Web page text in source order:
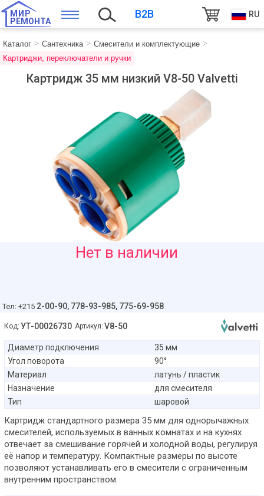
МИР
РЕМОНТА
B2B RU
Каталог Сантехника
Смесители и комплектующие
Картриджи, переключатели и ручки
Картридж 35 мм низкий V8-50 Valvetti
Нет в наличии
Тел: +215 2-00-90, 778-93-985, 775-69-958
Код: УТ-00026730 Артикул: V8-50
Диаметр подключения
35 мм
Угол поворота
90°
Материал
латунь / пластик
Назначение
для смесителя
Тип
шаровой
Картридж стандартного размера 35 мм для однорычажных
смесителей, используемых в ванных комнатах и на кухнях
отвечает за смешивание горячей и холодной воды, регулируя
её напор и температуру. Компактные размеры по высоте
позволяют устанавливать его в смесители с ограниченным
внутренним пространством.